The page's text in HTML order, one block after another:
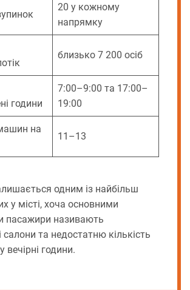
20 у кожному
напрямку
близько 7 200 осіб
години
7:00–9:00 та 17:00–
19:00
на
11–13
одним із найбільш
у місті, хоча основними
пасажири називають
салони та недостатню кількість
вечірні години.